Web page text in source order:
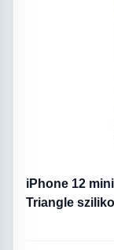
iPhone 12 mini
Triangle